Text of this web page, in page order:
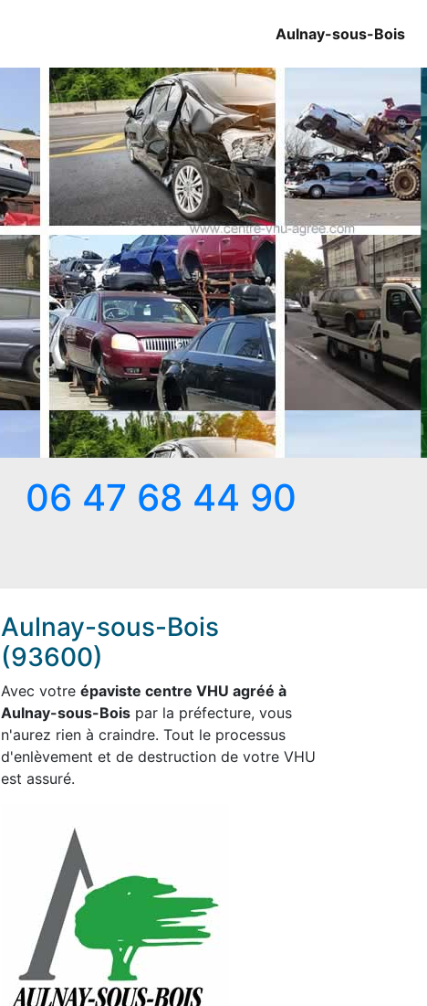
Aulnay-sous-Bois
06 47 68 44 90
Aulnay-sous-Bois
(93600)
Avec votre épaviste centre VHU agréé à
Aulnay-sous-Bois par la préfecture, vous
n'aurez rien à craindre. Tout le processus
d'enlèvement et de destruction de votre VHU
est assuré.